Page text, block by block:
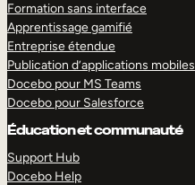
Formation sans interface
Apprentissage gamifié
Entreprise étendue
Publication d’applications mobiles
Docebo pour MS Teams
Docebo pour Salesforce
Éducation et communauté
Support Hub
Docebo Help